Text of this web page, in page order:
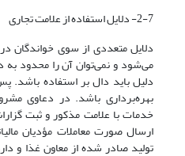
2-7- دلایل استفاده از علامت تجاری
دلایل متعددی از سوی خواندگان
می‌شود و نمی‌توان آن را محدود
دلیل باید دال بر استفاده
بهره‌برداری باشد. در دعاوی
خدمات با علامت مذکور و ثبت
ارسال صورت معاملات مؤدیان
تولید صادر شده از معاون غذا و